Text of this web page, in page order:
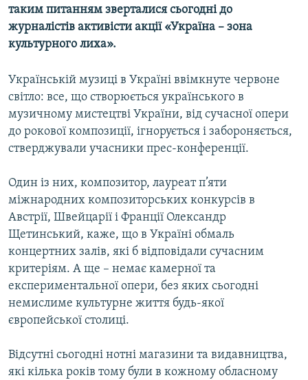
СПЕЦПРОЄКТИ
ПОДКАСТИ
КРИМ РЕАЛІЇ
РУС
УКР
КТАТ
ДОЛУЧАЙСЯ!
Усі сайти RFE/RL
таким питанням зверталися сьогодні до
журналістів активісти акції «Україна – зона
культурного лиха».
Українській музиці в Україні ввімкнуте червоне
світло: все, що створюється українського в
музичному мистецтві України, від сучасної опери
до рокової композиції, ігнорується і забороняється,
стверджували учасники прес-конференції.
Один із них, композитор, лауреат п’яти
міжнародних композиторських конкурсів в
Австрії, Швейцарії і Франції Олександр
Щетинський, каже, що в Україні обмаль
концертних залів, які б відповідали сучасним
критеріям. А ще – немає камерної та
експериментальної опери, без яких сьогодні
немислиме культурне життя будь-якої
європейської столиці.
Відсутні сьогодні нотні магазини та видавництва,
які кілька років тому були в кожному обласному